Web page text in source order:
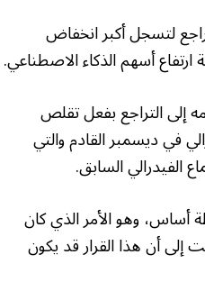
لتسجل أكبر انخفاض
التراجع بفعل تقلص
في ديسمبر القادم والتي
للفيدرالي الأمريكي شهد خفض أسعار الفائدة بمقدار 25 نقطة أساس، وهو الأمر الذي كان
أن هذا القرار قد يكون